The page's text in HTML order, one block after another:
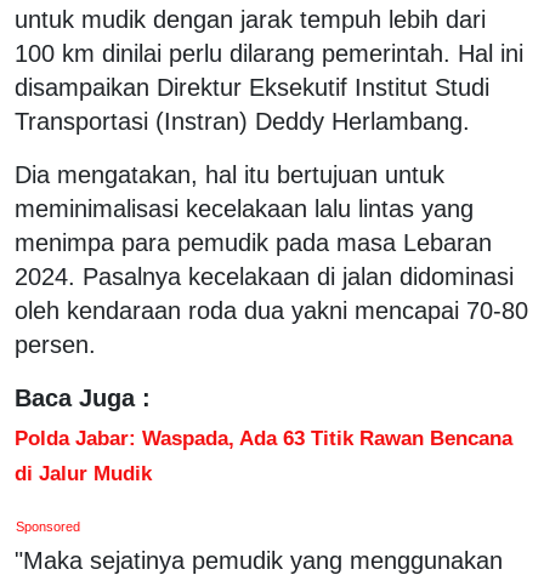
untuk mudik dengan jarak tempuh lebih dari
100 km dinilai perlu dilarang pemerintah. Hal ini
disampaikan Direktur Eksekutif Institut Studi
Transportasi (Instran) Deddy Herlambang.
Dia mengatakan, hal itu bertujuan untuk
meminimalisasi kecelakaan lalu lintas yang
menimpa para pemudik pada masa Lebaran
2024. Pasalnya kecelakaan di jalan didominasi
oleh kendaraan roda dua yakni mencapai 70-80
persen.
Baca Juga :
Polda Jabar: Waspada, Ada 63 Titik Rawan Bencana
di Jalur Mudik
Sponsored
"Maka sejatinya pemudik yang menggunakan